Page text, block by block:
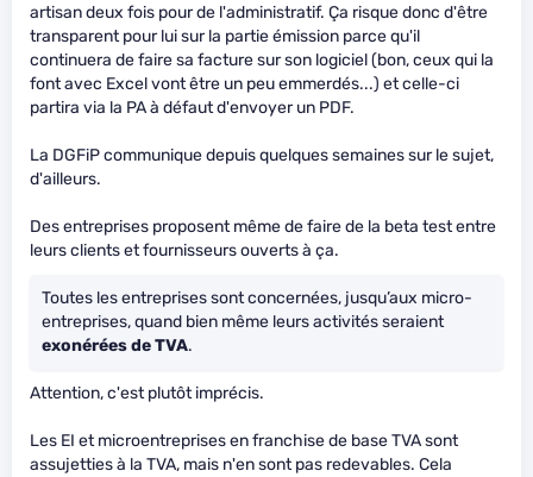
artisan deux fois pour de l'administratif. Ça risque donc d'être
transparent pour lui sur la partie émission parce qu'il
continuera de faire sa facture sur son logiciel (bon, ceux qui la
font avec Excel vont être un peu emmerdés...) et celle-ci
partira via la PA à défaut d'envoyer un PDF.
La DGFiP communique depuis quelques semaines sur le sujet,
d'ailleurs.
Des entreprises proposent même de faire de la beta test entre
leurs clients et fournisseurs ouverts à ça.
Toutes les entreprises sont concernées, jusqu’aux micro-
entreprises, quand bien même leurs activités seraient
exonérées de TVA.
Attention, c'est plutôt imprécis.
Les EI et microentreprises en franchise de base TVA sont
assujetties à la TVA, mais n'en sont pas redevables. Cela